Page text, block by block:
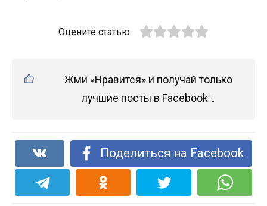
Оцените статью
Жми «Нравится» и получай только
лучшие посты в Facebook ↓
Поделиться на Facebook